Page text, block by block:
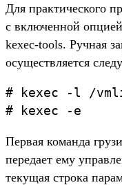
Для практического
с включенной
kexec-tools. Ручная
осуществляется
# kexec -l /
Первая команда
передает ему
текущая строка